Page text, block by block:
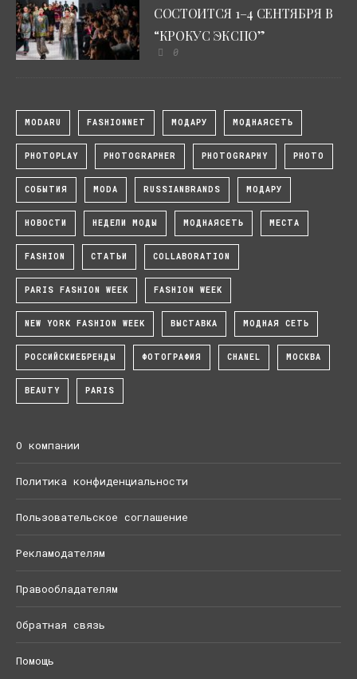
СОСТОИТСЯ 1–4 СЕНТЯБРЯ В
“КРОКУС ЭКСПО”
0
MODARU FASHIONNET МОДАРУ МОДНАЯСЕТЬ
PHOTOPLAY PHOTOGRAPHER PHOTOGRAPHY PHOTO
СОБЫТИЯ MODA RUSSIANBRANDS МОДАРУ
НОВОСТИ НЕДЕЛИ МОДЫ МОДНАЯСЕТЬ МЕСТА
FASHION СТАТЬИ COLLABORATION
PARIS FASHION WEEK FASHION WEEK
NEW YORK FASHION WEEK ВЫСТАВКА МОДНАЯ СЕТЬ
РОССИЙСКИЕБРЕНДЫ ФОТОГРАФИЯ CHANEL МОСКВА
BEAUTY PARIS
О компании
Политика конфиденциальности
Пользовательское соглашение
Рекламодателям
Правообладателям
Обратная связь
Помощь